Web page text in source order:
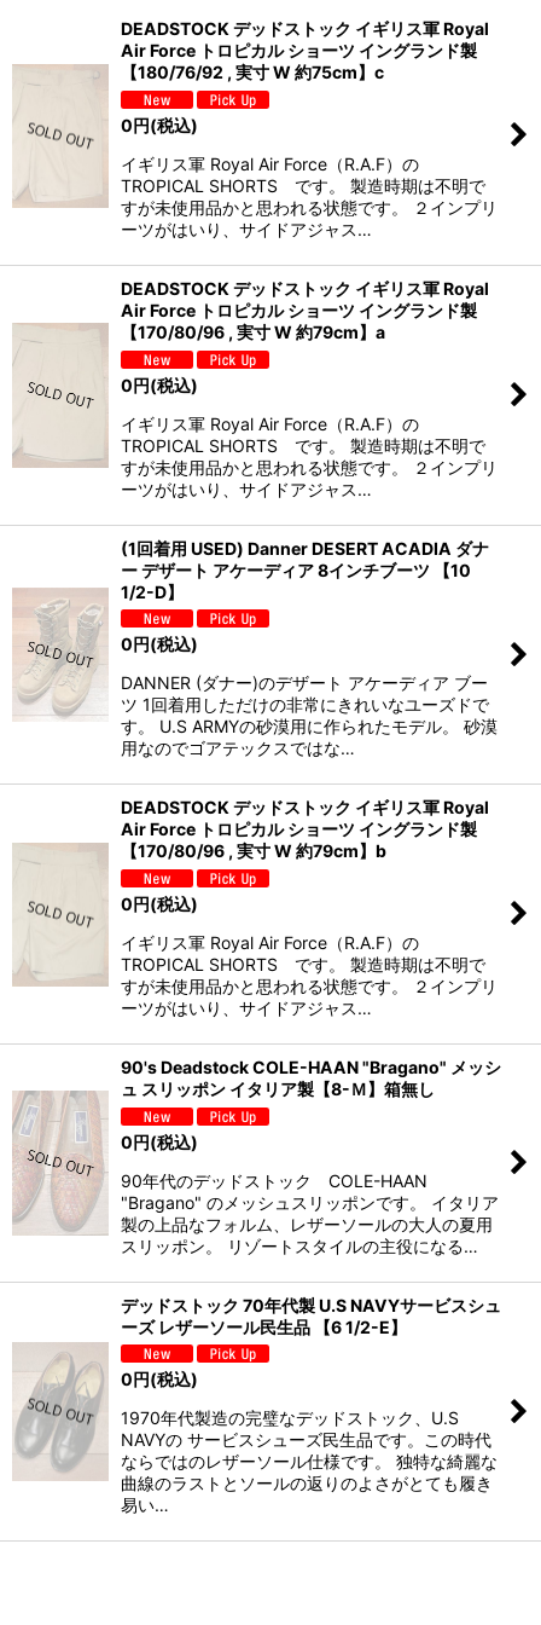
DEADSTOCK デッドストック イギリス軍 Royal
Air Force トロピカル ショーツ イングランド製
【180/76/92 , 実寸 W 約75cm】c
0円(税込)
イギリス軍 Royal Air Force（R.A.F）の
TROPICAL SHORTS です。 製造時期は不明で
すが未使用品かと思われる状態です。 ２インプリ
ーツがはいり、サイドアジャス…
DEADSTOCK デッドストック イギリス軍 Royal
Air Force トロピカル ショーツ イングランド製
【170/80/96 , 実寸 W 約79cm】a
0円(税込)
イギリス軍 Royal Air Force（R.A.F）の
TROPICAL SHORTS です。 製造時期は不明で
すが未使用品かと思われる状態です。 ２インプリ
ーツがはいり、サイドアジャス…
(1回着用 USED) Danner DESERT ACADIA ダナ
ー デザート アケーディア 8インチブーツ 【10
1/2-D】
0円(税込)
DANNER (ダナー)のデザート アケーディア ブー
ツ 1回着用しただけの非常にきれいなユーズドで
す。 U.S ARMYの砂漠用に作られたモデル。 砂漠
用なのでゴアテックスではな…
DEADSTOCK デッドストック イギリス軍 Royal
Air Force トロピカル ショーツ イングランド製
【170/80/96 , 実寸 W 約79cm】b
0円(税込)
イギリス軍 Royal Air Force（R.A.F）の
TROPICAL SHORTS です。 製造時期は不明で
すが未使用品かと思われる状態です。 ２インプリ
ーツがはいり、サイドアジャス…
90's Deadstock COLE-HAAN "Bragano" メッシ
ュ スリッポン イタリア製【8-Ｍ】箱無し
0円(税込)
90年代のデッドストック COLE-HAAN
"Bragano" のメッシュスリッポンです。 イタリア
製の上品なフォルム、レザーソールの大人の夏用
スリッポン。 リゾートスタイルの主役になる…
デッドストック 70年代製 U.S NAVYサービスシュ
ーズ レザーソール民生品 【6 1/2-E】
0円(税込)
1970年代製造の完璧なデッドストック、U.S
NAVYの サービスシューズ民生品です。この時代
ならではのレザーソール仕様です。 独特な綺麗な
曲線のラストとソールの返りのよさがとても履き
易い…